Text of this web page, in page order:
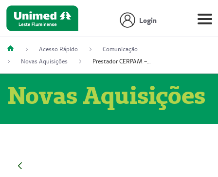
Login
Acesso Rápido
Comunicação
Novas Aquisições
Prestador CERPAM – Centro de Reabilitação S/S Ltda-ME (52004274-8)
Novas Aquisições